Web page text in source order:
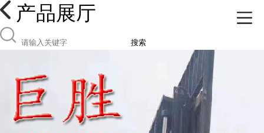
产品展厅
搜索